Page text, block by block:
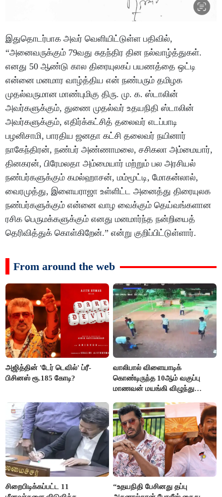
இதுதொடர்பாக அவர் வெளியிட்டுள்ள பதிவில்,
“அனைவருக்கும் 79வது சுதந்திர தின நல்வாழ்த்துகள்.
எனது 50 ஆண்டு கால திரையுலகப் பயணத்தை ஒட்டி
என்னை மனமார வாழ்த்திய என் நண்பரும் தமிழக
முதல்வருமான மாண்புமிகு திரு. மு. க. ஸ்டாலின்
அவர்களுக்கும், துணை முதல்வர் உதயநிதி ஸ்டாலின்
அவர்களுக்கும், எதிர்க்கட்சித் தலைவர் எடப்பாடி
பழனிசாமி, பாரதிய ஜனதா கட்சி தலைவர் நயினார்
நாகேந்திரன், நண்பர் அண்ணாமலை, சசிகலா அம்மையார்,
தினகரன், பிரேமலதா அம்மையார் மற்றும் பல அரசியல்
நண்பர்களுக்கும் கமல்ஹாசன், மம்மூட்டி, மோகன்லால்,
வைரமுத்து, இளையராஜா உள்ளிட்ட அனைத்து திரையுலக
நண்பர்களுக்கும் என்னை வாழ வைக்கும் தெய்வங்களான
ரசிக பெருமக்களுக்கும் எனது மனமார்ந்த நன்றியைத்
தெரிவித்துக் கொள்கிறேன்.” என்று குறிப்பிட்டுள்ளார்.
From around the web
அஜித்தின் 'டேர் டெவில்' ப்ரீ-
பிசினஸ் ரூ.185 கோடி?
வாலிபால் விளையாடிக்
கொண்டிருந்த 10ஆம் வகுப்பு
மாணவன் மயங்கி விழுந்து
சிறைபிடிக்கப்பட்ட 11
“உதயநிதி பேசினது தப்பு